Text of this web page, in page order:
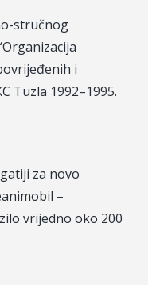
stručnog
i
Tuzla 1992–1995.
za novo
–
vrijedno oko 200